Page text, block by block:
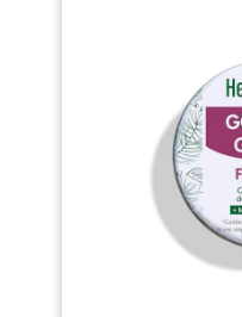
bénéficient de la certification
BIO (CERTISYS-BE-BIO). Un
véritable moment de bien-être
responsable, tout en respectant
notre environnement. CONSEILS
D'UTILISATION : Vous pouvez
prendre ce sirop fumeur
HerbalGem entre une et cinq
fois par jour, en fonction de vos
besoins. Une cuillère à café
suffit lors de chaque prise.
HERBALGEM, LA